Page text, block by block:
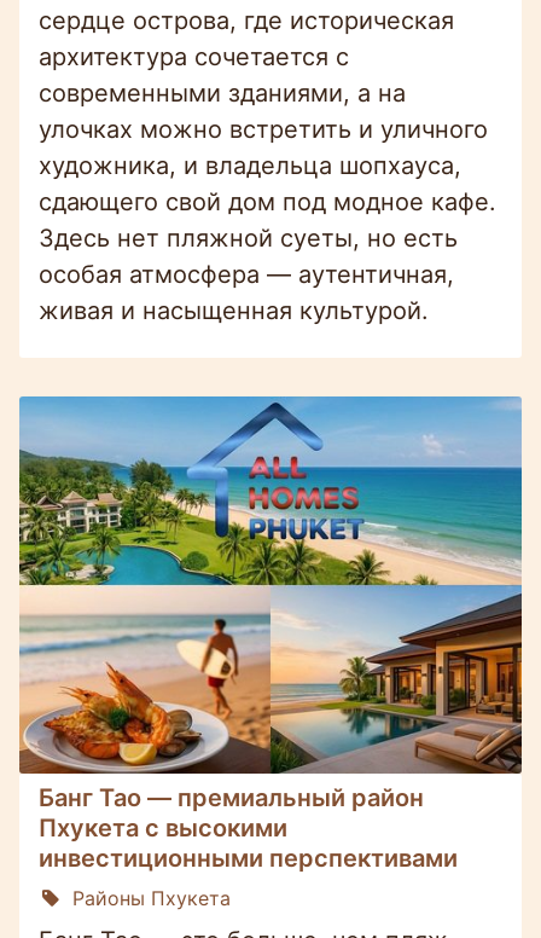
сердце острова, где историческая
архитектура сочетается с
современными зданиями, а на
улочках можно встретить и уличного
художника, и владельца шопхауса,
сдающего свой дом под модное кафе.
Здесь нет пляжной суеты, но есть
особая атмосфера — аутентичная,
живая и насыщенная культурой.
Банг Тао — премиальный район
Пхукета с высокими
инвестиционными перспективами
Районы Пхукета